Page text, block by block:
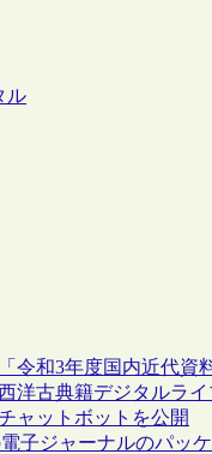
ル
令和3年度国内近代資
洋古典籍デジタルラ
ャットボットを公開
子ジャーナルのパッ